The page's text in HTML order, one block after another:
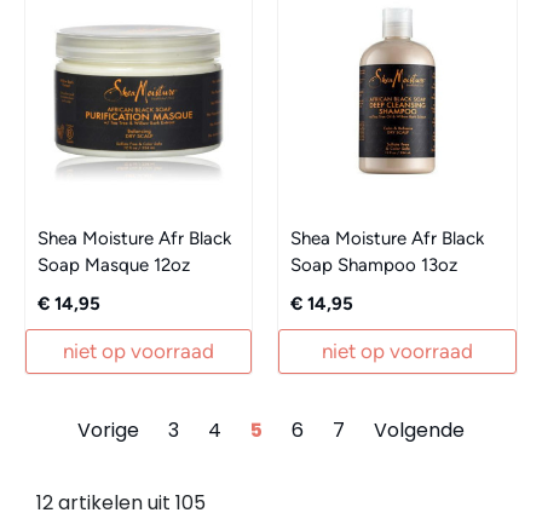
Shea Moisture Afr Black
Soap Masque 12oz
€ 14,95
niet op voorraad
Shea Moisture Afr Black
Soap Shampoo 13oz
€ 14,95
niet op voorraad
Vorige 3 4 5 6 7 Volgende
12 artikelen uit 105